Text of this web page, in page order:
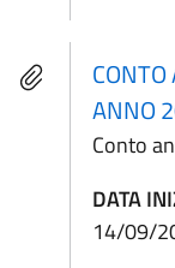
ANNO
Conto
DATA
14/09/